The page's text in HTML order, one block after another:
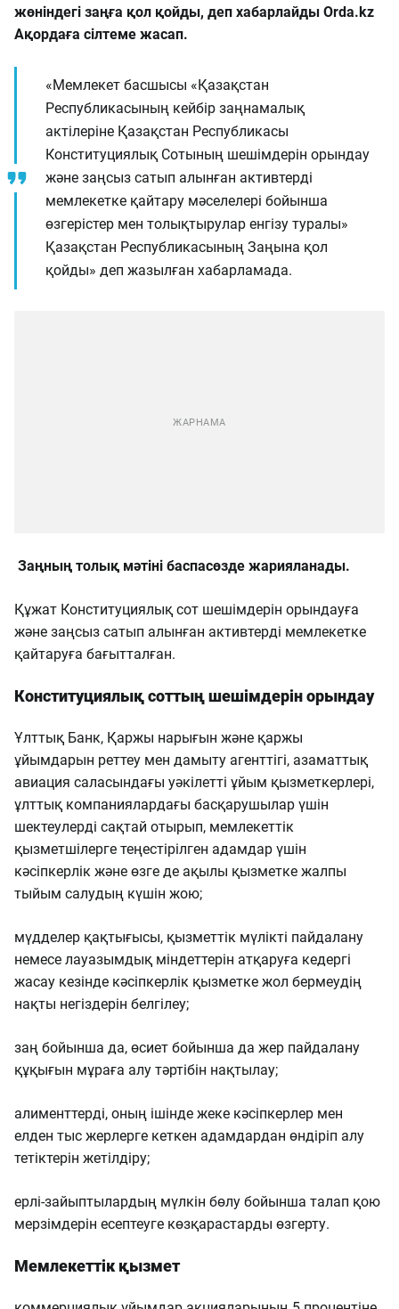
жөніндегі заңға қол қойды, деп хабарлайды Orda.kz
Ақордаға сілтеме жасап.
«Мемлекет басшысы «Қазақстан
Республикасының кейбір заңнамалық
актілеріне Қазақстан Республикасы
Конституциялық Сотының шешімдерін орындау
және заңсыз сатып алынған активтерді
мемлекетке қайтару мәселелері бойынша
өзгерістер мен толықтырулар енгізу туралы»
Қазақстан Республикасының Заңына қол
қойды» деп жазылған хабарламада.
Заңның толық мәтіні баспасөзде жарияланады.
Құжат Конституциялық сот шешімдерін орындауға
және заңсыз сатып алынған активтерді мемлекетке
қайтаруға бағытталған.
Конституциялық соттың шешімдерін орындау
Ұлттық Банк, Қаржы нарығын және қаржы
ұйымдарын реттеу мен дамыту агенттігі, азаматтық
авиация саласындағы уәкілетті ұйым қызметкерлері,
ұлттық компаниялардағы басқарушылар үшін
шектеулерді сақтай отырып, мемлекеттік
қызметшілерге теңестірілген адамдар үшін
кәсіпкерлік және өзге де ақылы қызметке жалпы
тыйым салудың күшін жою;
мүдделер қақтығысы, қызметтік мүлікті пайдалану
немесе лауазымдық міндеттерін атқаруға кедергі
жасау кезінде кәсіпкерлік қызметке жол бермеудің
нақты негіздерін белгілеу;
заң бойынша да, өсиет бойынша да жер пайдалану
құқығын мұраға алу тәртібін нақтылау;
алименттерді, оның ішінде жеке кәсіпкерлер мен
елден тыс жерлерге кеткен адамдардан өндіріп алу
тетіктерін жетілдіру;
ерлі-зайыптылардың мүлкін бөлу бойынша талап қою
мерзімдерін есептеуге көзқарастарды өзгерту.
Мемлекеттік қызмет